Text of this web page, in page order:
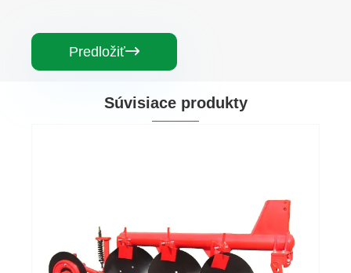
Predložiť
Súvisiace produkty